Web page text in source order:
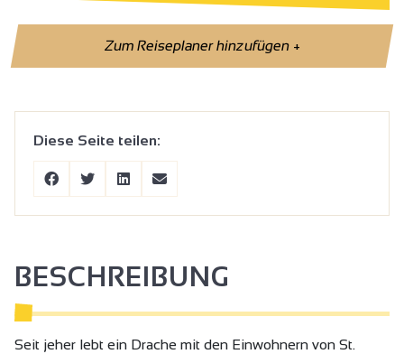
Zum Reiseplaner hinzufügen+
Diese Seite teilen:
BESCHREIBUNG
Seit jeher lebt ein Drache mit den Einwohnern von St.